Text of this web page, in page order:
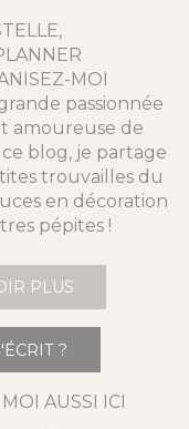
MOI
passionnée
amoureuse de
ce blog, je partage
trouvailles du
en décoration
pépites !
PLUS
?
AUSSI ICI